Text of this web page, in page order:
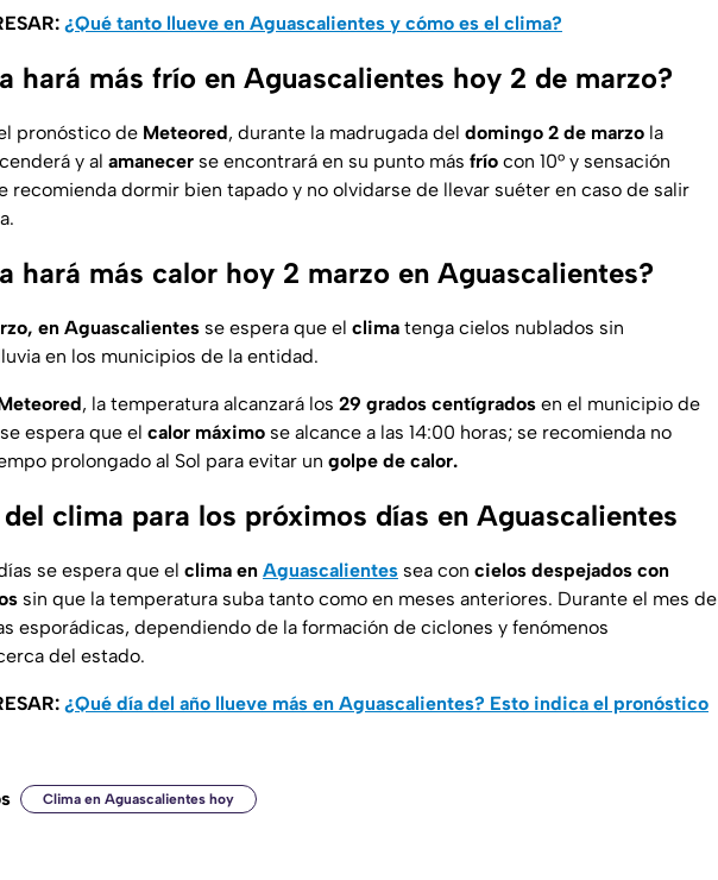
¿Qué tanto llueve en Aguascalientes y cómo es el clima?
hará más frío en Aguascalientes hoy 2 de marzo?
pronóstico de Meteored, durante la madrugada del domingo 2 de marzo la
y al amanecer se encontrará en su punto más frío con 10° y sensación
recomienda dormir bien tapado y no olvidarse de llevar suéter en caso de salir
hará más calor hoy 2 marzo en Aguascalientes?
en Aguascalientes se espera que el clima tenga cielos nublados sin
en los municipios de la entidad.
, la temperatura alcanzará los 29 grados centígrados en el municipio de
se espera que el calor máximo se alcance a las 14:00 horas; se recomienda no
prolongado al Sol para evitar un golpe de calor.
clima para los próximos días en Aguascalientes
se espera que el clima en Aguascalientes sea con cielos despejados con
sin que la temperatura suba tanto como en meses anteriores. Durante el mes de
esporádicas, dependiendo de la formación de ciclones y fenómenos
del estado.
¿Qué día del año llueve más en Aguascalientes? Esto indica el pronóstico
Clima en Aguascalientes hoy